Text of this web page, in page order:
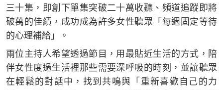
三十集，即創下單集突破二十萬收聽、頻道追蹤即將
破萬的佳績，成功成為許多女性聽眾「每週固定等待
的心理補給」。
兩位主持人希望透過節目，用最貼近生活的方式，陪
伴女性度過生活裡那些需要深呼吸的時刻，並讓聽眾
在輕鬆的對話中，找到共鳴與「重新喜歡自己的力